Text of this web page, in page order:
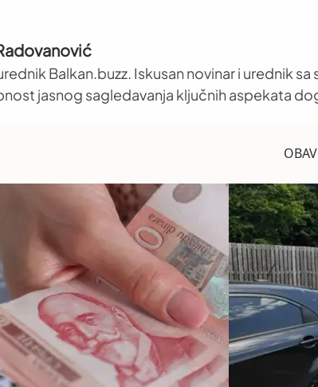
Balkan.buzz. Iskusan novinar i urednik
jasnog sagledavanja ključnih aspekata